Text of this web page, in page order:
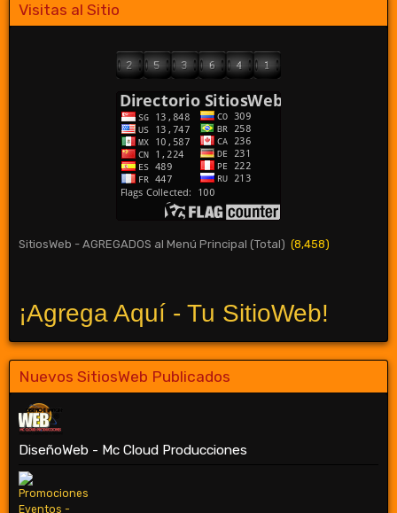
Visitas al Sitio
SitiosWeb - AGREGADOS al Menú Principal (Total) (8,458)
¡Agrega Aquí - Tu SitioWeb!
Nuevos SitiosWeb Publicados
DiseñoWeb - Mc Cloud Producciones